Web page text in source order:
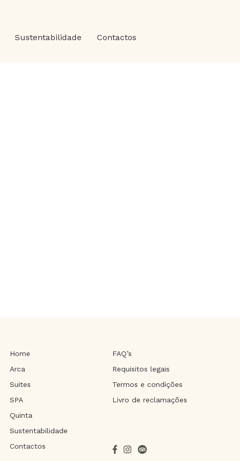
Sustentabilidade Contactos
Home
Arca
Suites
SPA
Quinta
Sustentabilidade
Contactos
FAQ’s
Requisitos legais
Termos e condições
Livro de reclamações